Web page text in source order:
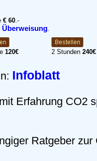
€ 60.-
Überweisung.
120€ 2 Stunden 240€
Infoblatt
Erfahrung CO2
Ratgeber zur